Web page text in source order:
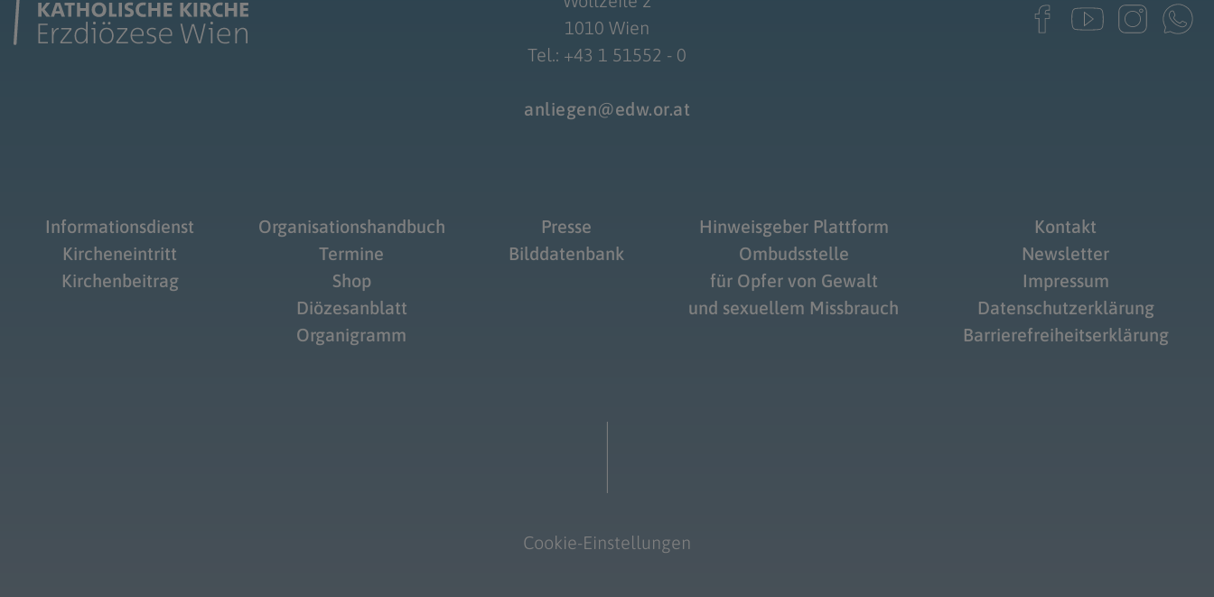
1010 Wien
Tel.: +43 1 51552 - 0
anliegen@edw.or.at
Informationsdienst
Kircheneintritt
Kirchenbeitrag
Organisationshandbuch
Termine
Shop
Diözesanblatt
Organigramm
Presse
Bilddatenbank
Hinweisgeber Plattform
Ombudsstelle
für Opfer von Gewalt
und sexuellem Missbrauch
Kontakt
Newsletter
Impressum
Datenschutzerklärung
Barrierefreiheitserklärung
Cookie-Einstellungen